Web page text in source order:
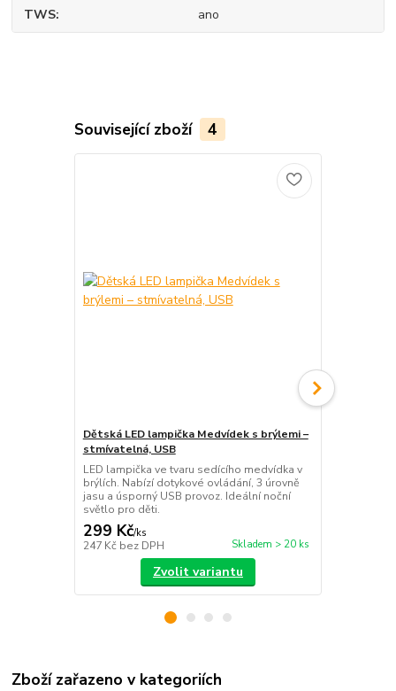
TWS ano
Související zboží 4
Dětská LED lampička Medvídek s brýlemi –
stmívatelná, USB
LED lampička ve tvaru sedícího medvídka v
brýlích. Nabízí dotykové ovládání, 3 úrovně
jasu a úsporný USB provoz. Ideální noční
světlo pro děti.
299 Kč/ks
247 Kč bez DPH Skladem > 20 ks
Zvolit variantu
Zboží zařazeno v kategoriích